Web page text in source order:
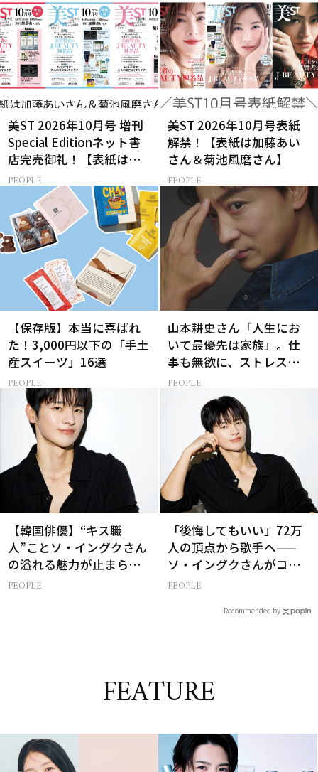
美ST 2026年10月号 増刊
Special Editionネット書
店完売御礼！【表紙は加
藤あいさん＆菊池風磨さ
PEOPLE
美ST 2026年10月号表紙
解禁！【表紙は加藤あい
さん＆菊池風磨さん】
PEOPLE
【保存版】本当に喜ばれ
た！3,000円以下の「手土
産スイーツ」16選
PEOPLE
山本耕史さん「人生にお
いて最優先は家族」。仕
事も無欲に、ストレスを
溜めない生き方
PEOPLE
【韓国俳優】“キス職
人”ことソ・イングクさん
の溢れる魅力が止まらな
い【特別画像集】
PEOPLE
「後悔してもいい」72万
人の頂点から歌手へ——
ソ・イングクさんがコツ
コツ頑張れる原動力とは
PEOPLE
Recommended by
FEATURE